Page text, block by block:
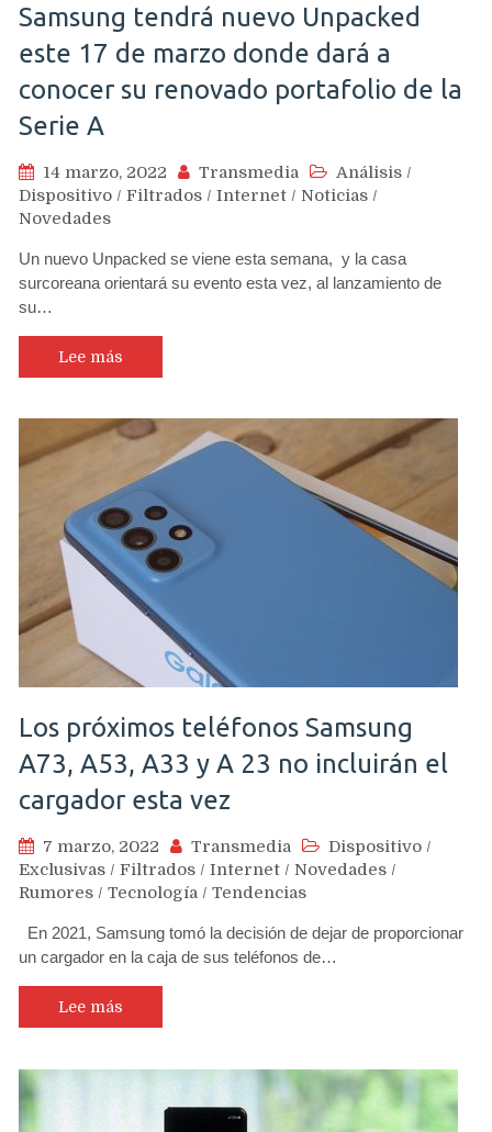
Samsung tendrá nuevo Unpacked
este 17 de marzo donde dará a
conocer su renovado portafolio de la
Serie A
14 marzo, 2022 Transmedia Análisis /
Dispositivo / Filtrados / Internet / Noticias /
Novedades
Un nuevo Unpacked se viene esta semana, y la casa
surcoreana orientará su evento esta vez, al lanzamiento de
su…
Lee más
Los próximos teléfonos Samsung
A73, A53, A33 y A 23 no incluirán el
cargador esta vez
7 marzo, 2022 Transmedia Dispositivo /
Exclusivas / Filtrados / Internet / Novedades /
Rumores / Tecnología / Tendencias
En 2021, Samsung tomó la decisión de dejar de proporcionar
un cargador en la caja de sus teléfonos de…
Lee más